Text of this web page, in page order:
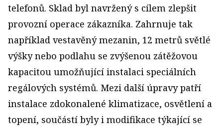
telefonů. Sklad byl navržený s cílem zlepšit
provozní operace zákazníka. Zahrnuje tak
například vestavěný mezanin, 12 metrů světlé
výšky nebo podlahu se zvýšenou zátěžovou
kapacitou umožňující instalaci speciálních
regálových systémů. Mezi další úpravy patří
instalace zdokonalené klimatizace, osvětlení a
topení, součástí byly i modifikace týkající se